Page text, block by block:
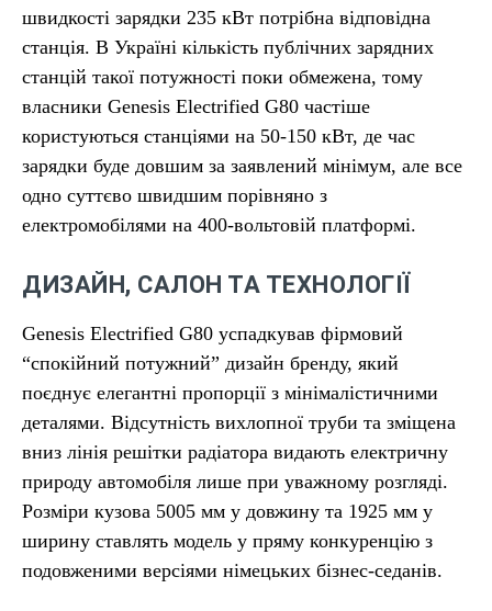
швидкості зарядки 235 кВт потрібна відповідна
станція. В Україні кількість публічних зарядних
станцій такої потужності поки обмежена, тому
власники Genesis Electrified G80 частіше
користуються станціями на 50-150 кВт, де час
зарядки буде довшим за заявлений мінімум, але все
одно суттєво швидшим порівняно з
електромобілями на 400-вольтовій платформі.
ДИЗАЙН, САЛОН ТА ТЕХНОЛОГІЇ
Genesis Electrified G80 успадкував фірмовий
“спокійний потужний” дизайн бренду, який
поєднує елегантні пропорції з мінімалістичними
деталями. Відсутність вихлопної труби та зміщена
вниз лінія решітки радіатора видають електричну
природу автомобіля лише при уважному розгляді.
Розміри кузова 5005 мм у довжину та 1925 мм у
ширину ставлять модель у пряму конкуренцію з
подовженими версіями німецьких бізнес-седанів.